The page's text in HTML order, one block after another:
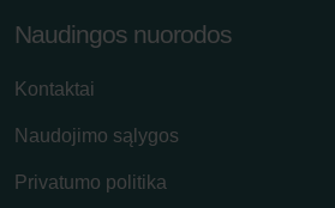
Naudingos nuorodos
Kontaktai
Naudojimo sąlygos
Privatumo politika